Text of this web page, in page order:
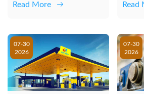
Read More Read
07-30
2026
07-30
2026